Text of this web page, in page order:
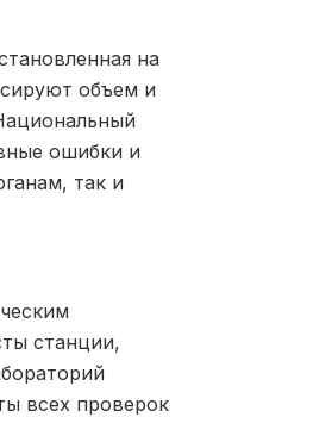
на
объем и
ошибки и
так и
станции,
всех проверок